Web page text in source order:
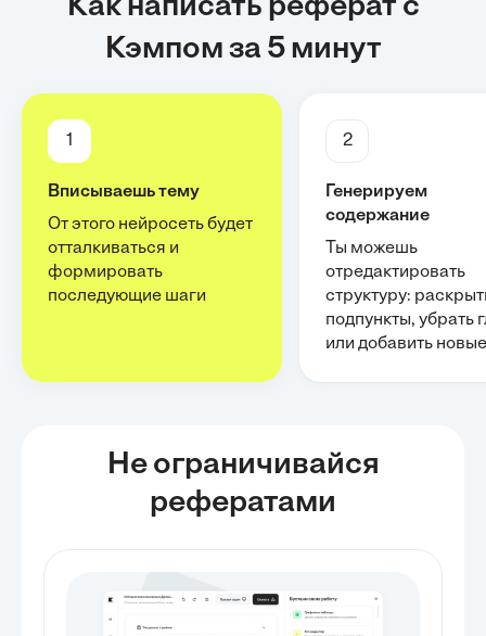
Как написать реферат с
Кэмпом за 5 минут
1
Вписываешь тему
От этого нейросеть будет
отталкиваться и
формировать
последующие шаги
2
Генерируем
содержание
Ты можешь
отредактировать
структуру:
подпункты, убрать
или добавить новые
Не ограничивайся
рефератами